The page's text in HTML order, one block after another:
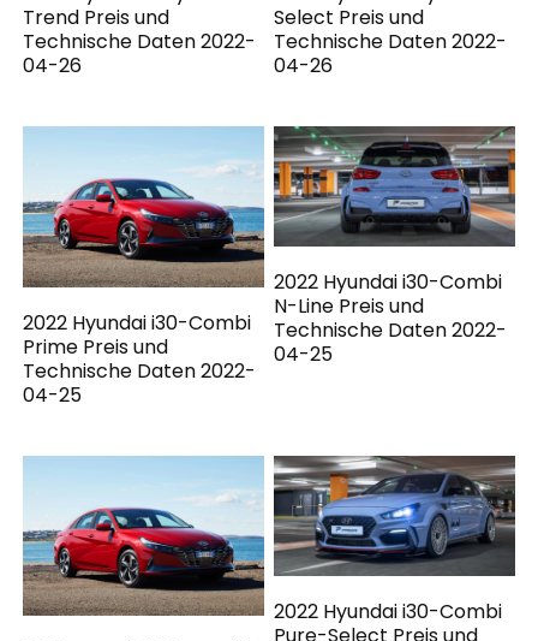
Trend Preis und
Technische Daten 2022-
04-26
Select Preis und
Technische Daten 2022-
04-26
2022 Hyundai i30-Combi
Prime Preis und
Technische Daten 2022-
04-25
2022 Hyundai i30-Combi
N-Line Preis und
Technische Daten 2022-
04-25
2022 Hyundai i30-Combi
Pure-Select Preis und